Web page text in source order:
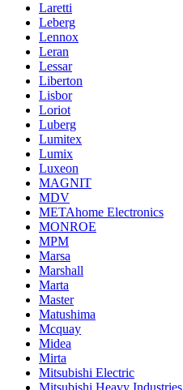
Laretti
Leberg
Lennox
Leran
Lessar
Liberton
Lisbor
Loriot
Luberg
Lumitex
Lumix
Luxeon
MAGNIT
MDV
METAhome Electronics
MONROE
MPM
Marsa
Marshall
Marta
Master
Matushima
Mcquay
Midea
Mirta
Mitsubishi Electric
Mitsubishi Heavy Industries